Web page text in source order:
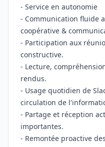
- Service en autonomie
- Communication fluide
coopérative &
- Participation aux
constructive.
- Lecture,
rendus.
- Usage quotidien de
circulation de
- Partage et réception
importantes.
- Remontée proactive